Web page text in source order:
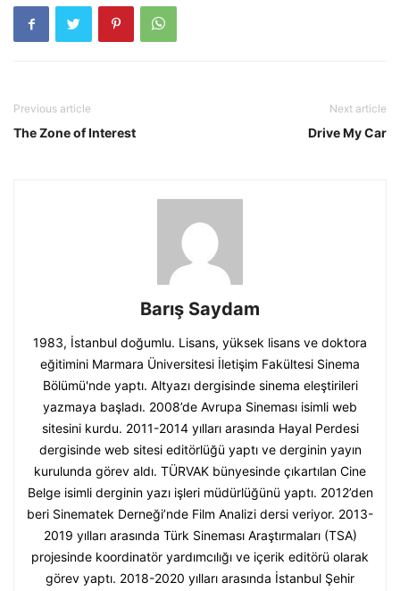
Previous article
The Zone of Interest
Next article
Drive My Car
Barış Saydam
1983, İstanbul doğumlu. Lisans, yüksek lisans ve doktora
eğitimini Marmara Üniversitesi İletişim Fakültesi Sinema
Bölümü'nde yaptı. Altyazı dergisinde sinema eleştirileri
yazmaya başladı. 2008’de Avrupa Sineması isimli web
sitesini kurdu. 2011-2014 yılları arasında Hayal Perdesi
dergisinde web sitesi editörlüğü yaptı ve derginin yayın
kurulunda görev aldı. TÜRVAK bünyesinde çıkartılan Cine
Belge isimli derginin yazı işleri müdürlüğünü yaptı. 2012’den
beri Sinematek Derneği’nde Film Analizi dersi veriyor. 2013-
2019 yılları arasında Türk Sineması Araştırmaları (TSA)
projesinde koordinatör yardımcılığı ve içerik editörü olarak
görev yaptı. 2018-2020 yılları arasında İstanbul Şehir